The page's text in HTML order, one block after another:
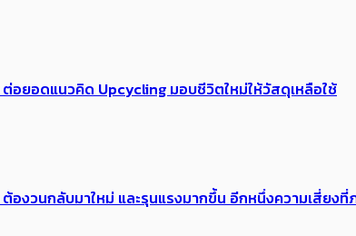
ต่อยอดแนวคิด Upcycling มอบชีวิตใหม่ให้วัสดุเหลือใช้
อง​วนกลับมาใหม่ และรุนแรงมากขึ้น อีกหนึ่งความเสี่ยง